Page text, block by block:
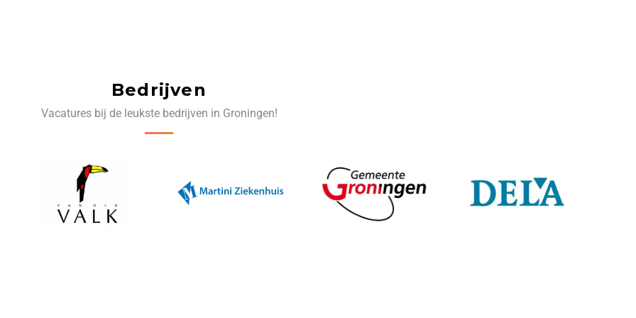
Bedrijven
Vacatures bij de leukste bedrijven in Groningen!